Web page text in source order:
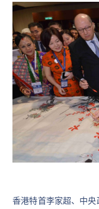
香港特首李家超、中